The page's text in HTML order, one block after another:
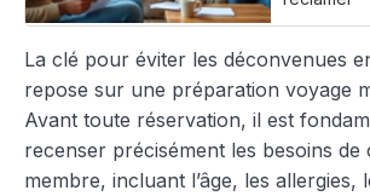
La clé pour éviter les déconvenues
repose sur une préparation voyage
Avant toute réservation, il est
recenser précisément les besoins de
membre, incluant l’âge, les allergies,